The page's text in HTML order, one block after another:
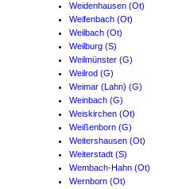
Weidenhausen (Ot)
Weifenbach (Ot)
Weilbach (Ot)
Weilburg (S)
Weilmünster (G)
Weilrod (G)
Weimar (Lahn) (G)
Weinbach (G)
Weiskirchen (Ot)
Weißenborn (G)
Weitershausen (Ot)
Weiterstadt (S)
Wembach-Hahn (Ot)
Wernborn (Ot)